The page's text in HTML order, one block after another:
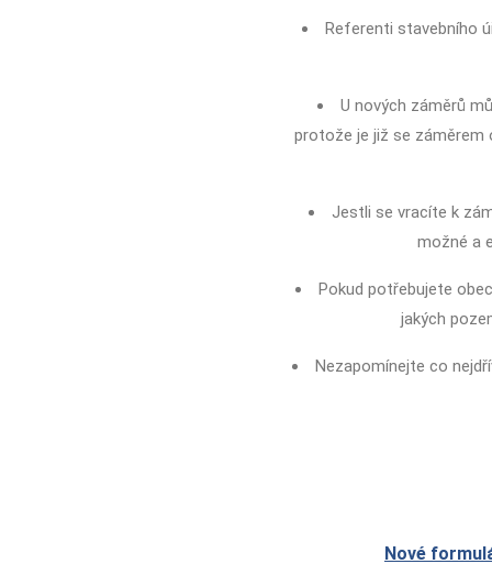
Referenti stavebního
U nových záměrů
protože je již se záměrem
Jestli se vracíte k
možné a
Pokud potřebujete
jakých
Nezapomínejte co
Nové